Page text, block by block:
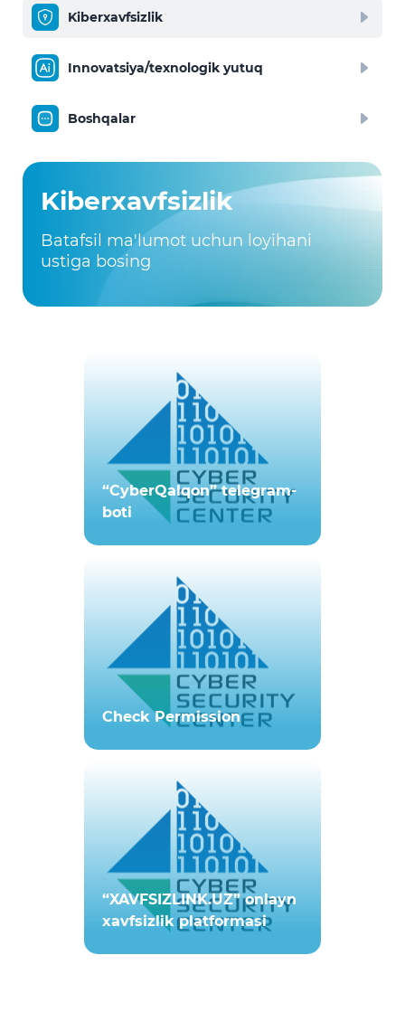
Kiberxavfsizlik
Innovatsiya/texnologik yutuq
Boshqalar
Kiberxavfsizlik
Batafsil ma'lumot uchun loyihani
ustiga bosing
“CyberQalqon” telegram-
boti
Check Permission
“XAVFSIZLINK.UZ” onlayn
xavfsizlik platformasi